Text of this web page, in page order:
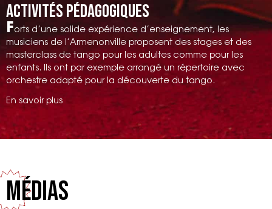
Activités pédagogiques
Forts d’une solide expérience d’enseignement, les
musiciens de l’Armenonville proposent des stages et des
masterclass de tango pour les adultes comme pour les
enfants. Ils ont par exemple arrangé un répertoire avec
orchestre adapté pour la découverte du tango.
En savoir plus
Médias